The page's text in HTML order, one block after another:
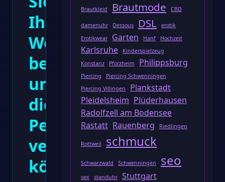
Ihre
Website
beschleunigen
und
die
Performance
verbessern
können
Brautkleid Brautmode CBD
damenuhr Dessous DSL
erotik
Erotikwear
Garten Hanf Hochzeit
Karlsruhe
Kinderspielzeug
Konstanz
Pforzheim Philippsburg
Piercing
Piercing Schwenningen
Piercing Villingen
Plankstadt
Pleidelsheim Plüderhausen
Radolfzell am Bodensee
Rastatt Rauenberg Riedlingen
Rottweil schmuck
Schwarzwald Schwenningen seo
sex standuhr Stuttgart